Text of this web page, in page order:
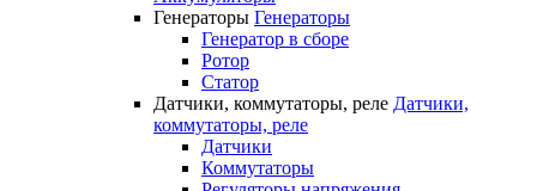
Генераторы Генераторы
Генератор в сборе
Ротор
Статор
Датчики, коммутаторы, реле Датчики,
коммутаторы, реле
Датчики
Коммутаторы